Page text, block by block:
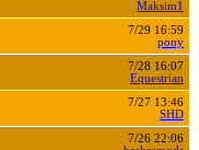
Maksim1
7/29 16:59
pony
7/28 16:07
Equestrian
7/27 13:46
SHD
7/26 22:06